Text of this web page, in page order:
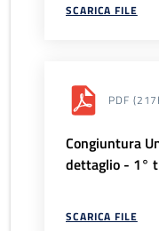
SCARICA FILE
PDF
Congiuntura
dettaglio - 1°
SCARICA FILE